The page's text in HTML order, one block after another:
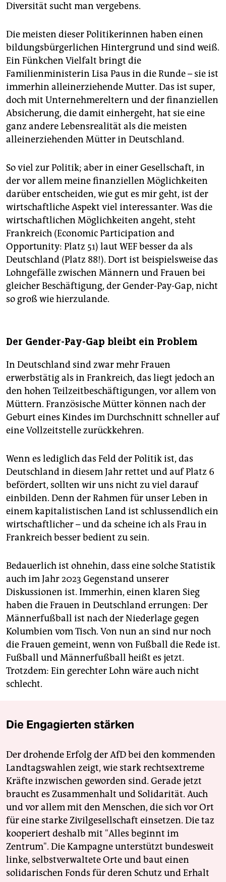
Diversität sucht man vergebens.
Die meisten dieser Politikerinnen haben einen
bildungsbürgerlichen Hintergrund und sind weiß.
Ein Fünkchen Vielfalt bringt die
Familienministerin Lisa Paus in die Runde – sie ist
immerhin alleinerziehende Mutter. Das ist super,
doch mit Unternehmereltern und der finanziellen
Absicherung, die damit einhergeht, hat sie eine
ganz andere Lebensrealität als die meisten
alleinerziehenden Mütter in Deutschland.
So viel zur Politik; aber in einer Gesellschaft, in
der vor allem meine finanziellen Möglichkeiten
darüber entscheiden, wie gut es mir geht, ist der
wirtschaftliche Aspekt viel interessanter. Was die
wirtschaftlichen Möglichkeiten angeht, steht
Frankreich (Economic Participation and
Opportunity: Platz 51) laut WEF besser da als
Deutschland (Platz 88!). Dort ist beispielsweise das
Lohngefälle zwischen Männern und Frauen bei
gleicher Beschäftigung, der Gender-Pay-Gap, nicht
so groß wie hierzulande.
Der Gender-Pay-Gap bleibt ein Problem
In Deutschland sind zwar mehr Frauen
erwerbstätig als in Frankreich, das liegt jedoch an
den hohen Teilzeitbeschäftigungen, vor allem von
Müttern. Französische Mütter können nach der
Geburt eines Kindes im Durchschnitt schneller auf
eine Vollzeitstelle zurückkehren.
Wenn es lediglich das Feld der Politik ist, das
Deutschland in diesem Jahr rettet und auf Platz 6
befördert, sollten wir uns nicht zu viel darauf
einbilden. Denn der Rahmen für unser Leben in
einem kapitalistischen Land ist schlussendlich ein
wirtschaftlicher – und da scheine ich als Frau in
Frankreich besser bedient zu sein.
Bedauerlich ist ohnehin, dass eine solche Statistik
auch im Jahr 2023 Gegenstand unserer
Diskussionen ist. Immerhin, einen klaren Sieg
haben die Frauen in Deutschland errungen: Der
Männerfußball ist nach der Niederlage gegen
Kolumbien vom Tisch. Von nun an sind nur noch
die Frauen gemeint, wenn von Fußball die Rede ist.
Fußball und Männerfußball heißt es jetzt.
Trotzdem: Ein gerechter Lohn wäre auch nicht
schlecht.
Die Engagierten stärken
Der drohende Erfolg der AfD bei den kommenden
Landtagswahlen zeigt, wie stark rechtsextreme
Kräfte inzwischen geworden sind. Gerade jetzt
braucht es Zusammenhalt und Solidarität. Auch
und vor allem mit den Menschen, die sich vor Ort
für eine starke Zivilgesellschaft einsetzen. Die taz
kooperiert deshalb mit "Alles beginnt im
Zentrum". Die Kampagne unterstützt bundesweit
linke, selbstverwaltete Orte und baut einen
solidarischen Fonds für deren Schutz und Erhalt